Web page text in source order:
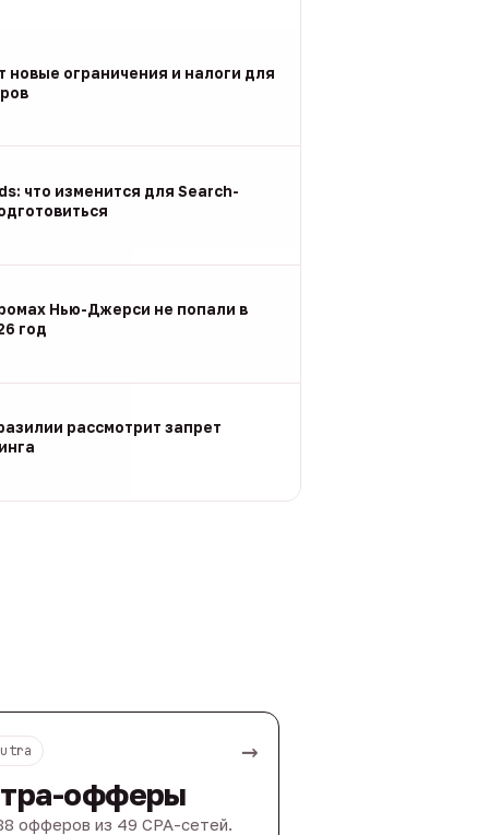
новые ограничения и налоги для
что изменится для Search-
Нью-Джерси не попали в
год
рассмотрит запрет
→
офферы
офферов из 49 CPA-сетей.